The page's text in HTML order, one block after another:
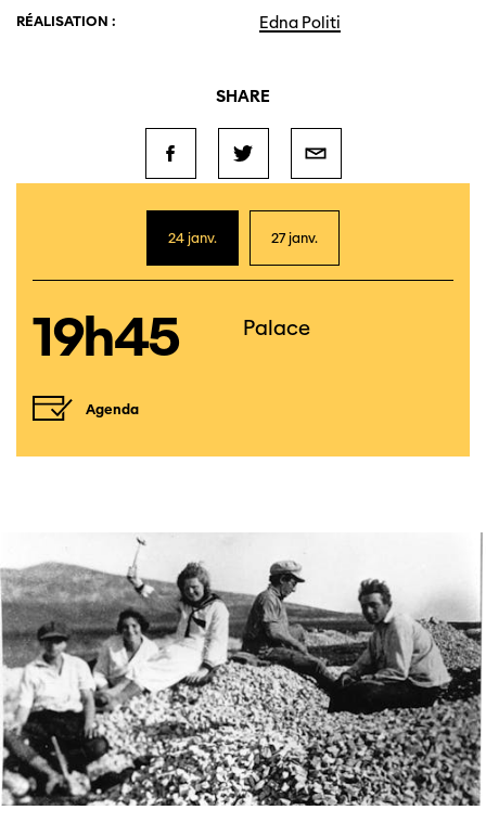
RÉALISATION : Edna Politi
SHARE
24 janv. 27 janv.
19h45 Palace
Agenda